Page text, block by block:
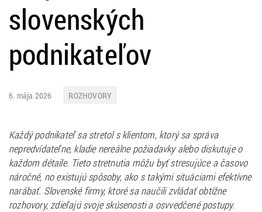
slovenských
podnikateľov
6. mája 2026 ROZHOVORY
Každý podnikateľ sa stretol s klientom, ktorý sa správa
nepredvídateľne, kladie nereálne požiadavky alebo diskutuje o
každom détaile. Tieto stretnutia môžu byť stresujúce a časovo
náročné, no existujú spôsoby, ako s takými situáciami efektívne
narábať. Slovenské firmy, ktoré sa naučili zvládať obtížne
rozhovory, zdieľajú svoje skúsenosti a osvvedčené postupy.